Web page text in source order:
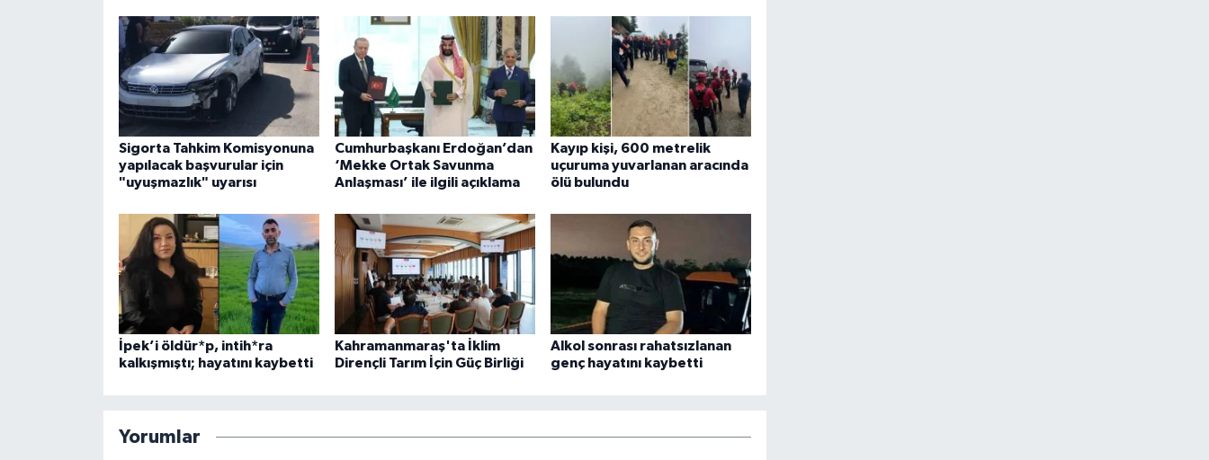
Sigorta Tahkim Komisyonuna
yapılacak başvurular için
"uyuşmazlık" uyarısı
Cumhurbaşkanı Erdoğan’dan
‘Mekke Ortak Savunma
Anlaşması’ ile ilgili açıklama
Kayıp kişi, 600 metrelik
uçuruma yuvarlanan aracında
ölü bulundu
İpek’i öldür*p, intih*ra
kalkışmıştı; hayatını kaybetti
Kahramanmaraş'ta İklim
Dirençli Tarım İçin Güç Birliği
Alkol sonrası rahatsızlanan
genç hayatını kaybetti
Yorumlar